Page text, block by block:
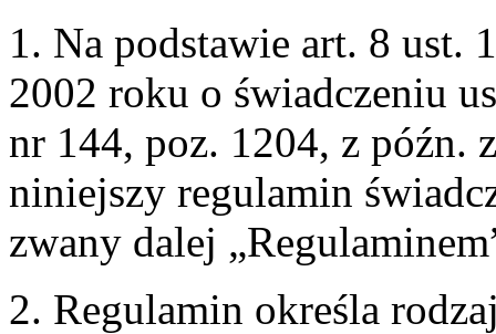
1. Na podstawie art. 8 ust.
2002 roku o świadczeniu
nr 144, poz. 1204, z późn.
niniejszy regulamin
zwany dalej
2. Regulamin określa